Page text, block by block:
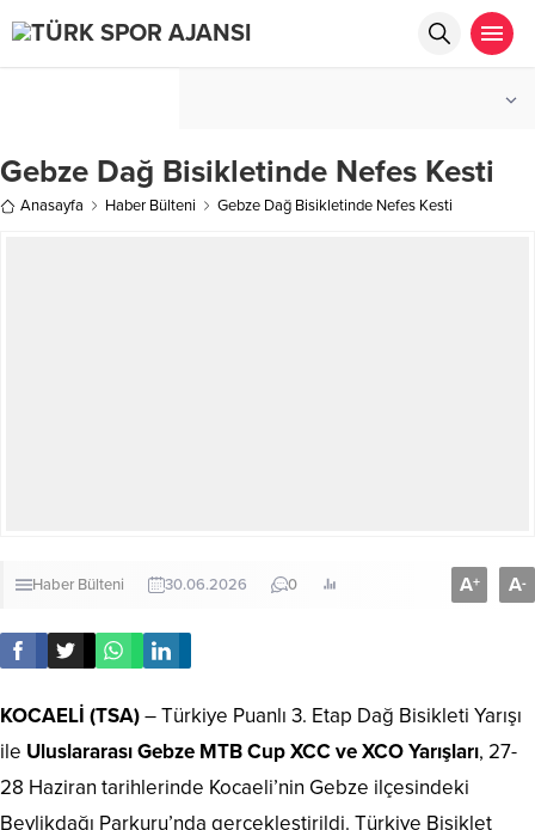
restbetgiris.co
restbet.com
siteleri
siteleri
Gebze Dağ Bisikletinde Nefes Kesti
Anasayfa Haber Bülteni Gebze Dağ Bisikletinde Nefes Kesti
Haber Bülteni 30.06.2026 0 A+ A-
KOCAELİ (TSA)– Türkiye Puanlı 3. Etap Dağ Bisikleti Yarışı
ile Uluslararası Gebze MTB Cup XCC ve XCO Yarışları, 27-
28 Haziran tarihlerinde Kocaeli’nin Gebze ilçesindeki
Beylikdağı Parkuru’nda gerçekleştirildi. Türkiye Bisiklet